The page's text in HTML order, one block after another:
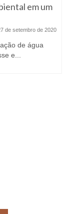
em um
de setembro de 2020
de água
e...